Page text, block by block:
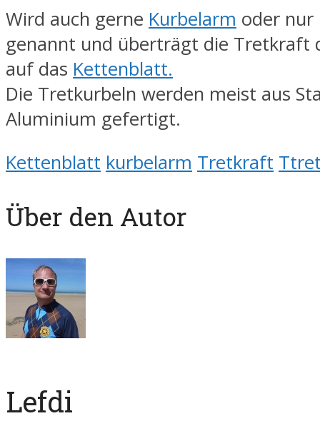
Wird auch gerne Kurbelarm oder nur
genannt und überträgt die Tretkraft
auf das Kettenblatt.
Die Tretkurbeln werden meist aus
Aluminium gefertigt.
Kettenblatt kurbelarm Tretkraft
Über den Autor
Lefdi